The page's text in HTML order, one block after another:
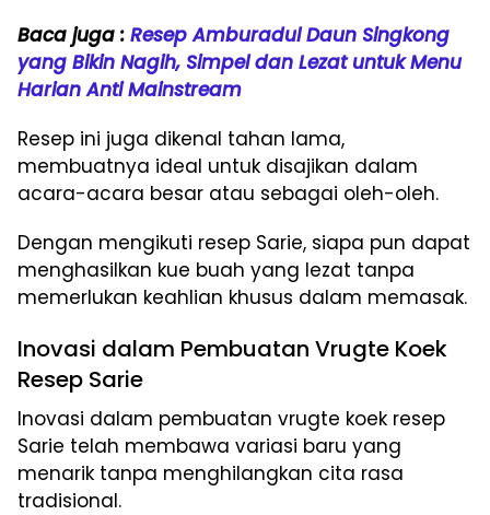
Baca juga : Resep Amburadul Daun Singkong
yang Bikin Nagih, Simpel dan Lezat untuk Menu
Harian Anti Mainstream
Resep ini juga dikenal tahan lama,
membuatnya ideal untuk disajikan dalam
acara-acara besar atau sebagai oleh-oleh.
Dengan mengikuti resep Sarie, siapa pun dapat
menghasilkan kue buah yang lezat tanpa
memerlukan keahlian khusus dalam memasak.
Inovasi dalam Pembuatan Vrugte Koek
Resep Sarie
Inovasi dalam pembuatan vrugte koek resep
Sarie telah membawa variasi baru yang
menarik tanpa menghilangkan cita rasa
tradisional.